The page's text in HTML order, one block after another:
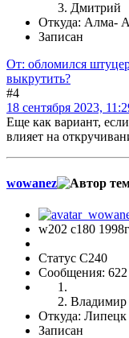
Дмитрий
Откуда: Алма-
Записан
От: обломился
выкрутить?
#4
18 сентября 2023,
Еще как вариант,
влияет на
wowanez
w202 c180
Статус C240
Сообщения: 622
Владимир
Откуда: Липецк
Записан